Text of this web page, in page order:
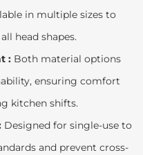
in multiple sizes to
head shapes.
:Both material options
ensuring comfort
kitchen shifts.
Designed for single-use to
and prevent cross-